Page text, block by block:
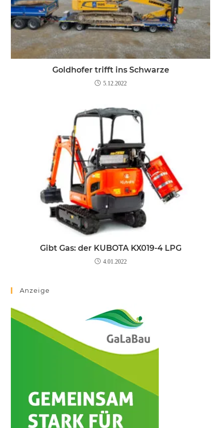
Goldhofer trifft ins Schwarze
5.12.2022
Gibt Gas: der KUBOTA KX019-4 LPG
4.01.2022
Anzeige